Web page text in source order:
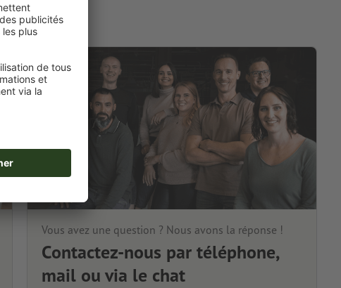
Vous avez une question ? Nous avons la réponse !
Contactez-nous par téléphone,
mail ou via le chat